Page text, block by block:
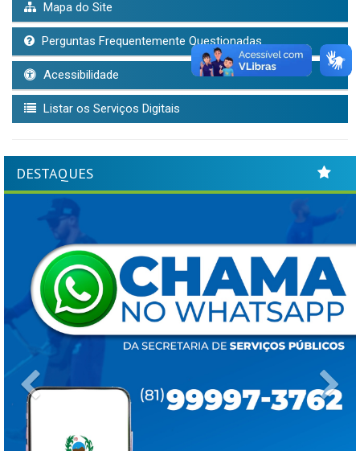
Mapa do Site
Perguntas Frequentemente Questionadas
Acessibilidade
Listar os Serviços Digitais
DESTAQUES